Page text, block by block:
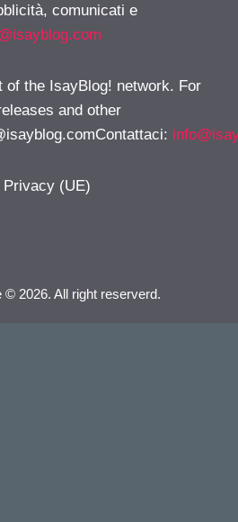
comunicati e
of the IsayBlog! network. For
and other
:
(UE)
© 2026. All right reserverd.